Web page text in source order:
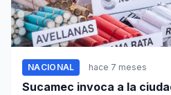
NACIONAL hace 7 meses
Sucamec invoca a la